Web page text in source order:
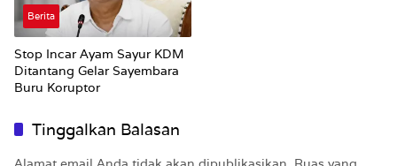
Berita
Stop Incar Ayam Sayur KDM
Ditantang Gelar Sayembara
Buru Koruptor
Tinggalkan Balasan